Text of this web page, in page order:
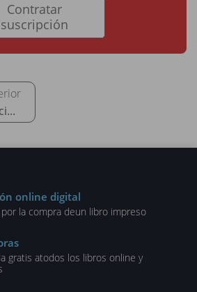
Contratar
suscripción
Personalización y securización
online digital
la compra deun libro impreso
gratis atodos los libros online y